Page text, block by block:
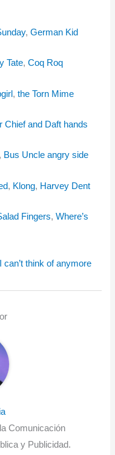
, German Kid
Tate, Coq Roq
, the Torn Mime
Chief and Daft hands
, Bus Uncle angry side
, Klong, Harvey Dent
Fingers, Where’s
I can’t think of anymore
Comunicación
y Publicidad.